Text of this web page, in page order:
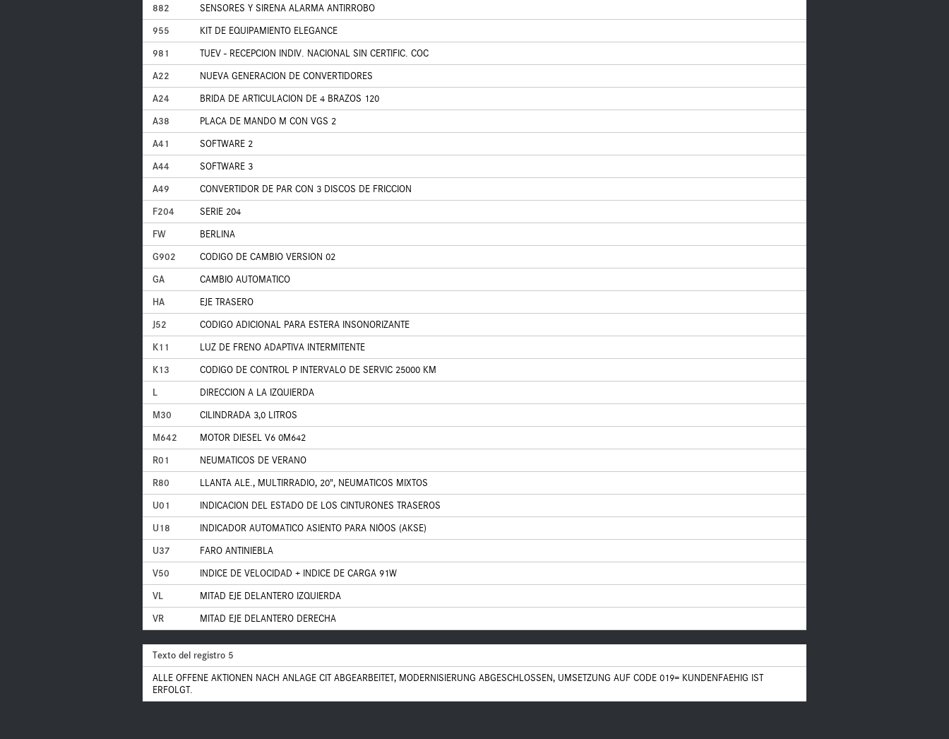
882
SENSORES Y SIRENA ALARMA ANTIRROBO
955
KIT DE EQUIPAMIENTO ELEGANCE
981
TUEV - RECEPCION INDIV. NACIONAL SIN CERTIFIC. COC
A22
NUEVA GENERACION DE CONVERTIDORES
A24
BRIDA DE ARTICULACION DE 4 BRAZOS 120
A38
PLACA DE MANDO M CON VGS 2
A41
SOFTWARE 2
A44
SOFTWARE 3
A49
CONVERTIDOR DE PAR CON 3 DISCOS DE FRICCION
F204
SERIE 204
FW
BERLINA
G902
CODIGO DE CAMBIO VERSION 02
GA
CAMBIO AUTOMATICO
HA
EJE TRASERO
J52
CODIGO ADICIONAL PARA ESTERA INSONORIZANTE
K11
LUZ DE FRENO ADAPTIVA INTERMITENTE
K13
CODIGO DE CONTROL P INTERVALO DE SERVIC 25000 KM
L
DIRECCION A LA IZQUIERDA
M30
CILINDRADA 3,0 LITROS
M642
MOTOR DIESEL V6 0M642
R01
NEUMATICOS DE VERANO
R80
LLANTA ALE., MULTIRRADIO, 20", NEUMATICOS MIXTOS
U01
INDICACION DEL ESTADO DE LOS CINTURONES TRASEROS
U18
INDICADOR AUTOMATICO ASIENTO PARA NIÖOS (AKSE)
U37
FARO ANTINIEBLA
V50
INDICE DE VELOCIDAD + INDICE DE CARGA 91W
VL
MITAD EJE DELANTERO IZQUIERDA
VR
MITAD EJE DELANTERO DERECHA
Texto del registro 5
ALLE OFFENE AKTIONEN NACH ANLAGE CIT ABGEARBEITET, MODERNISIERUNG ABGESCHLOSSEN, UMSETZUNG AUF CODE 019= KUNDENFAEHIG IST
ERFOLGT.